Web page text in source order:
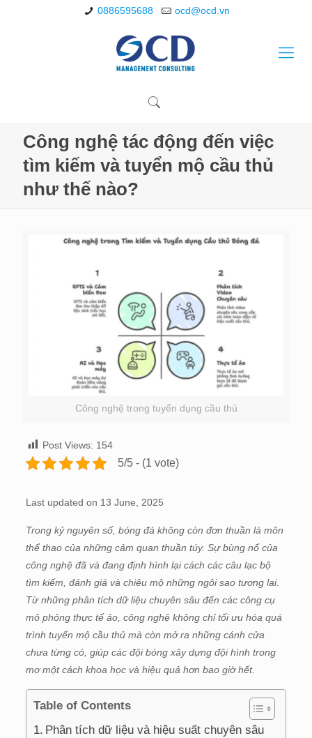
0886595688 ocd@ocd.vn
Công nghệ tác động đến việc
tìm kiếm và tuyển mộ cầu thủ
như thế nào?
Công nghệ trong tuyển dụng cầu thủ
Post Views: 154
5/5 - (1 vote)
Last updated on 13 June, 2025
Trong kỷ nguyên số, bóng đá không còn đơn thuần là môn
thể thao của những cảm quan thuần túy. Sự bùng nổ của
công nghệ đã và đang định hình lại cách các câu lạc bộ
tìm kiếm, đánh giá và chiêu mộ những ngôi sao tương lai.
Từ những phân tích dữ liệu chuyên sâu đến các công cụ
mô phỏng thực tế ảo, công nghệ không chỉ tối ưu hóa quá
trình tuyển mộ cầu thủ mà còn mở ra những cánh cửa
chưa từng có, giúp các đội bóng xây dựng đội hình trong
mơ một cách khoa học và hiệu quả hơn bao giờ hết.
Table of Contents
Phân tích dữ liệu và hiệu suất chuyên sâu